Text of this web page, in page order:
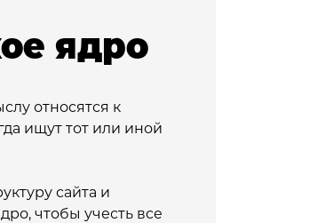
ядро
относятся к
ищут тот или иной
сайта и
чтобы учесть все